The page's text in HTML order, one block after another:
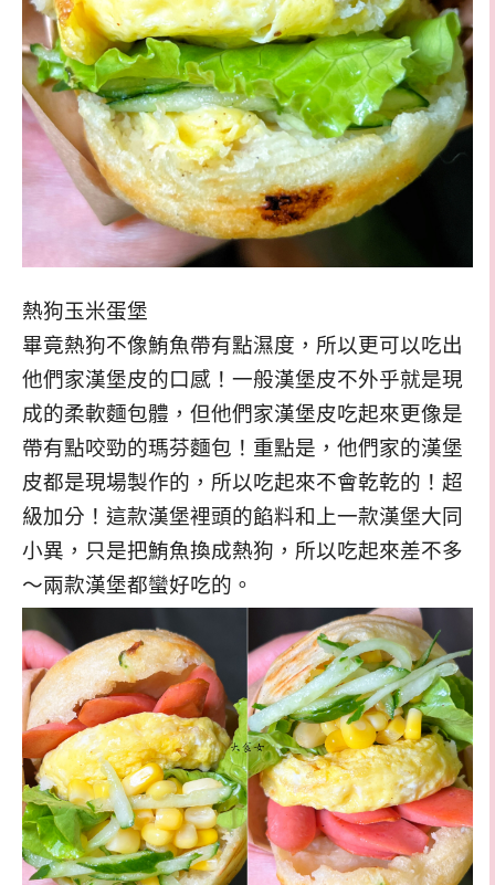
熱狗玉米蛋堡
畢竟熱狗不像鮪魚帶有點濕度，所以更可以吃出
他們家漢堡皮的口感！一般漢堡皮不外乎就是現
成的柔軟麵包體，但他們家漢堡皮吃起來更像是
帶有點咬勁的瑪芬麵包！重點是，他們家的漢堡
皮都是現場製作的，所以吃起來不會乾乾的！超
級加分！這款漢堡裡頭的餡料和上一款漢堡大同
小異，只是把鮪魚換成熱狗，所以吃起來差不多
～兩款漢堡都蠻好吃的。